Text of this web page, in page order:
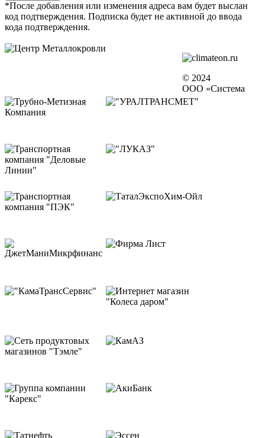
*После добавления или изменения адреса вам будет выслан
код подтверждения. Подписка будет не активной до ввода
кода подтверждения.
© 2024
ООО «Система